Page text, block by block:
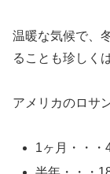
温暖な気候で、
ることも珍しく
アメリカのロサ
1ヶ月・・・